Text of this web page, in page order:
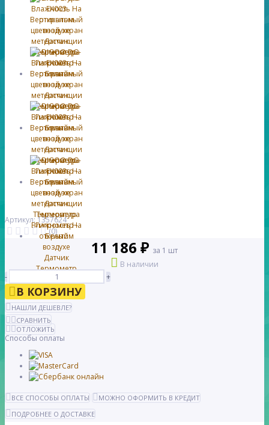
Артикул: 1357624
(0)
11 186 ₽ за 1 шт
В наличии
-
+
В КОРЗИНУ
НАШЛИ ДЕШЕВЛЕ?
СРАВНИТЬ
ОТЛОЖИТЬ
Способы оплаты
ВСЕ СПОСОБЫ ОПЛАТЫ
МОЖНО ОФОРМИТЬ В КРЕДИТ
ПОДРОБНЕЕ О ДОСТАВКЕ